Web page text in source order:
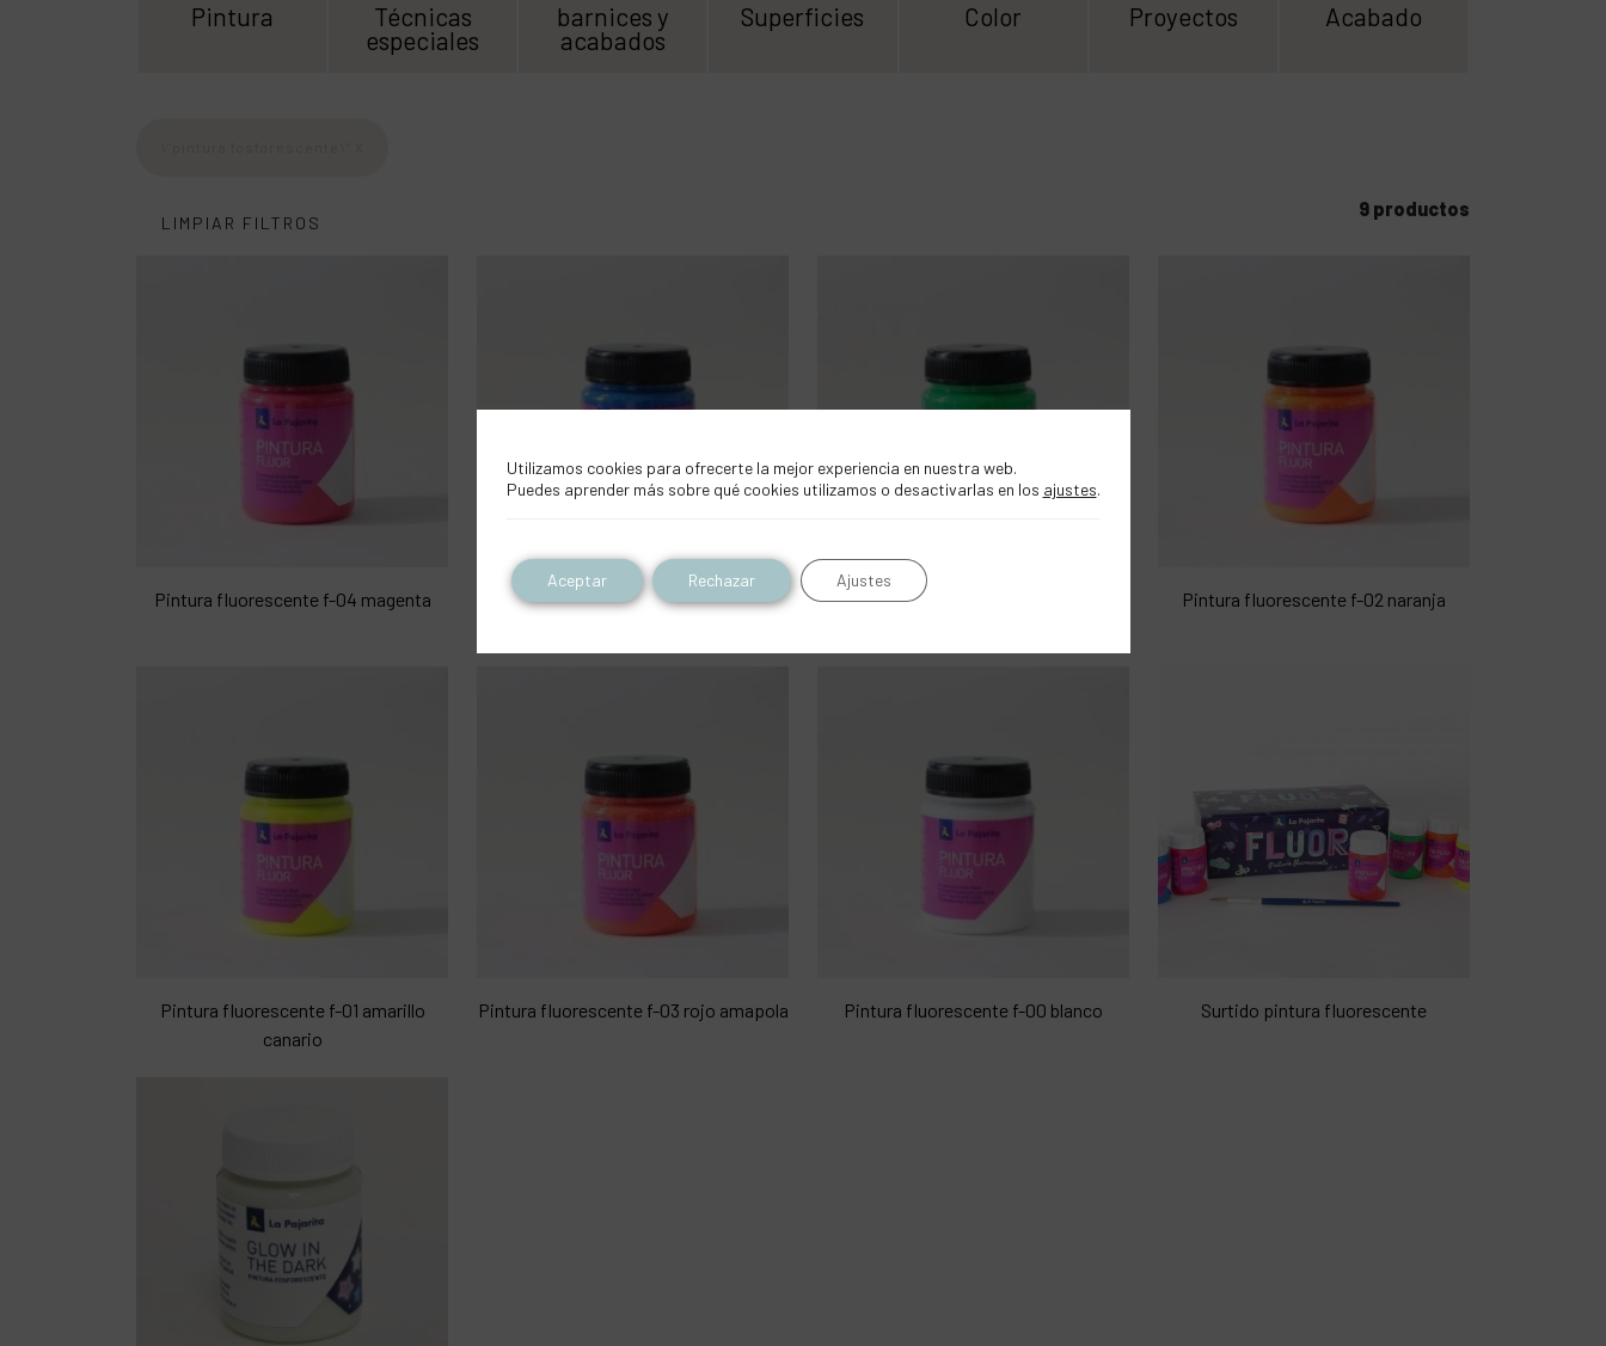
Pintura
Técnicas
especiales
barnices y
acabados
Superficies Color Proyectos Acabado
LIMPIAR FILTROS
9 productos
Pintura fluorescente f-04 magenta
Pintura fluorescente f-05 azul
Pintura fluorescente f-06 verde cesped Pintura fluorescente f-02 naranja
Pintura fluorescente f-01 amarillo
canario
Pintura fluorescente f-03 rojo amapola Pintura fluorescente f-00 blanco Surtido pintura fluorescente
Utilizamos cookies para ofrecerte la mejor experiencia en nuestra web.
Puedes aprender más sobre qué cookies utilizamos o desactivarlas en los ajustes.
Aceptar Rechazar Ajustes